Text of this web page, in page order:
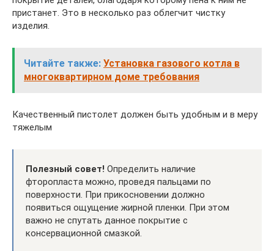
пристанет. Это в несколько раз облегчит чистку
изделия.
Читайте также: Установка газового котла в
многоквартирном доме требования
Качественный пистолет должен быть удобным и в меру
тяжелым
Полезный совет! Определить наличие
фторопласта можно, проведя пальцами по
поверхности. При прикосновении должно
появиться ощущение жирной пленки. При этом
важно не спутать данное покрытие с
консервационной смазкой.